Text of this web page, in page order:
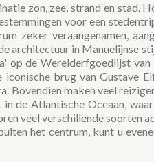
zon, zee, strand en stad.
voor een
zeker veraangenamen,
architectuur in Manuelijnse
op de Werelderfgoedlijst
brug van Gustave
maken veel
de Atlantische Oceaan,
veel verschillende soorten
het centrum, kunt u